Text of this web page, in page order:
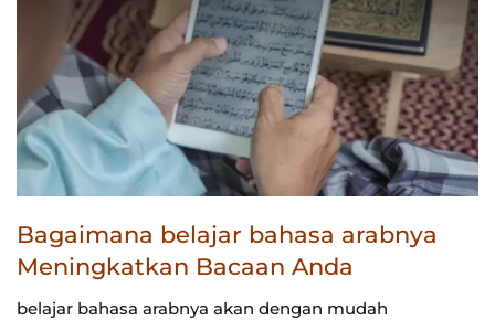
Bagaimana belajar bahasa arabnya
Meningkatkan Bacaan Anda
belajar bahasa arabnya akan dengan mudah